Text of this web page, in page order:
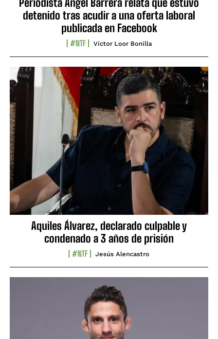
detenido tras acudir a una oferta laboral
publicada en Facebook
#NTF Víctor Loor Bonilla
Aquiles Álvarez, declarado culpable y
condenado a 3 años de prisión
#NTF Jesús Alencastro